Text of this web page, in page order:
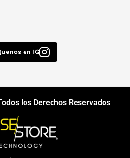
en IG
los Derechos Reservados